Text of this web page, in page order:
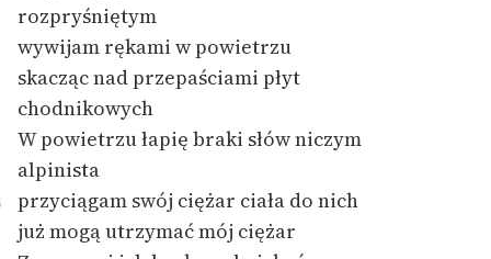
Szkoła Poezji Wolnych
Lektur
O nas
Kontakt
O projekcie
Zespół
rozpryśniętym
wywijam rękami w powietrzu
skacząc nad przepaściami płyt
chodnikowych
W powietrzu łapię braki słów niczym
alpinista
przyciągam swój ciężar ciała do nich
już mogą utrzymać mój ciężar